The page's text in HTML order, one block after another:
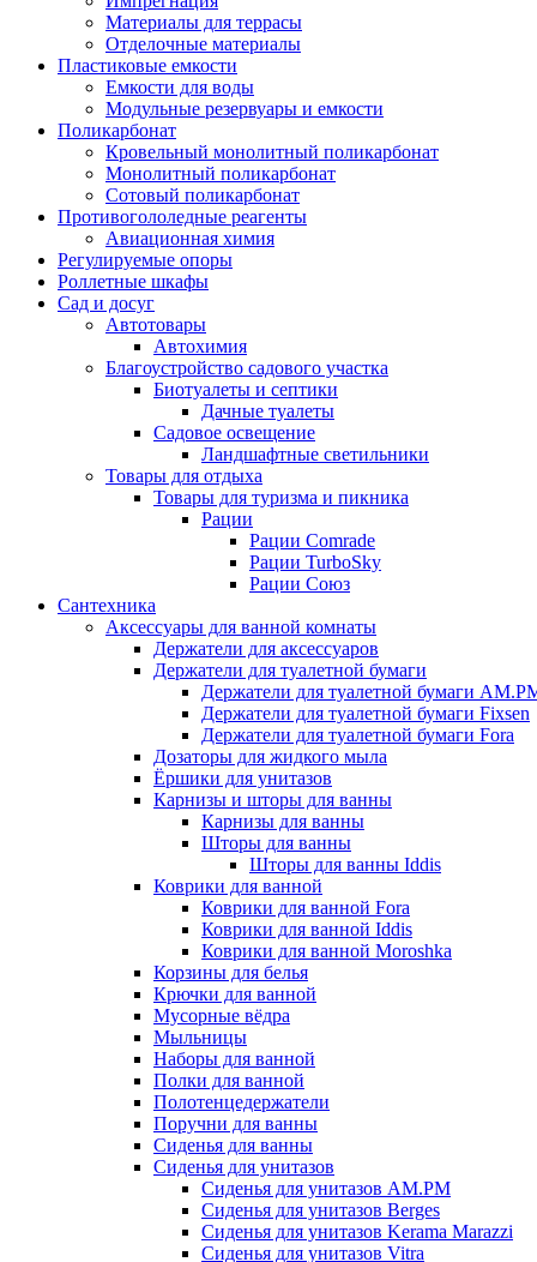
Материалы для террасы
Отделочные материалы
Пластиковые емкости
Емкости для воды
Модульные резервуары и емкости
Поликарбонат
Кровельный монолитный поликарбонат
Монолитный поликарбонат
Сотовый поликарбонат
Противогололедные реагенты
Авиационная химия
Регулируемые опоры
Роллетные шкафы
Сад и досуг
Автотовары
Автохимия
Благоустройство садового участка
Биотуалеты и септики
Дачные туалеты
Садовое освещение
Ландшафтные светильники
Товары для отдыха
Товары для туризма и пикника
Рации
Рации Comrade
Рации TurboSky
Рации Союз
Сантехника
Аксессуары для ванной комнаты
Держатели для аксессуаров
Держатели для туалетной бумаги
Держатели для туалетной бумаги
Держатели для туалетной бумаги Fixsen
Держатели для туалетной бумаги Fora
Дозаторы для жидкого мыла
Ёршики для унитазов
Карнизы и шторы для ванны
Карнизы для ванны
Шторы для ванны
Шторы для ванны Iddis
Коврики для ванной
Коврики для ванной Fora
Коврики для ванной Iddis
Коврики для ванной Moroshka
Корзины для белья
Крючки для ванной
Мусорные вёдра
Мыльницы
Наборы для ванной
Полки для ванной
Полотенцедержатели
Поручни для ванны
Сиденья для ванны
Сиденья для унитазов
Сиденья для унитазов AM.PM
Сиденья для унитазов Berges
Сиденья для унитазов Kerama Marazzi
Сиденья для унитазов Vitra